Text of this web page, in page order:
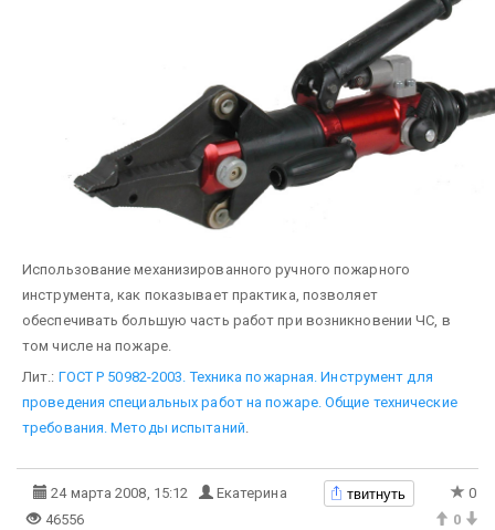
Использование механизированного ручного пожарного
инструмента, как показывает практика, позволяет
обеспечивать большую часть работ при возникновении ЧС, в
том числе на пожаре.
Лит.: ГОСТ Р 50982-2003. Техника пожарная. Инструмент для
проведения специальных работ на пожаре. Общие тех­нические
требования. Методы испытаний
24 марта 2008, 15:12 Екатерина твитнуть
0
46556
0